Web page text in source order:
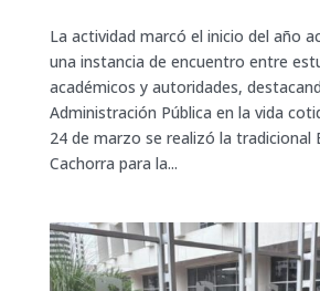
La actividad marcó el inicio del año
una instancia de encuentro entre
académicos y autoridades,
Administración Pública en la vida
24 de marzo se realizó la tradicional
Cachorra para la...